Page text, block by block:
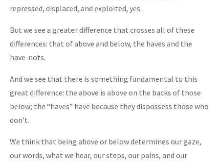
repressed, displaced, and exploited, yes.
But we see a greater difference that crosses all of these
differences: that of above and below, the haves and the
have-nots.
And we see that there is something fundamental to this
great difference: the above is above on the backs of those
below; the “haves” have because they dispossess those who
don’t.
We think that being above or below determines our gaze,
our words, what we hear, our steps, our pains, and our